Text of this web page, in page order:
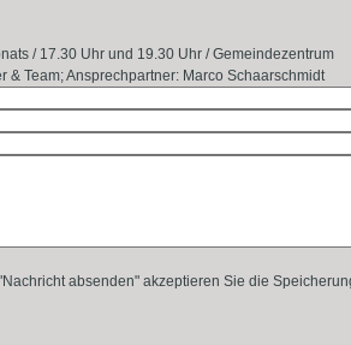
/ 17.30 Uhr und 19.30 Uhr / Gemeindezentrum
& Team; Ansprechpartner: Marco Schaarschmidt
absenden" akzeptieren Sie die